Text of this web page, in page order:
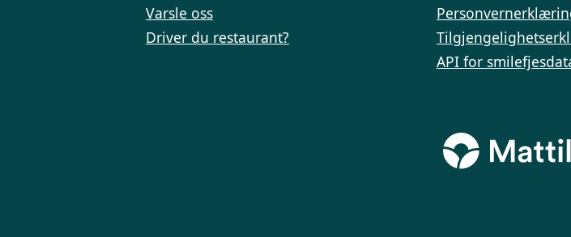
Varsle oss
Driver du restaurant?
API for